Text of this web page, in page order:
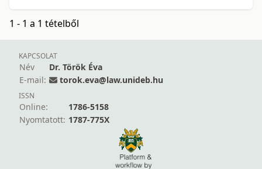
1 - 1 a 1 tételből
KAPCSOLAT
Név
Dr. Török Éva
E-mail:
torok.eva@law.unideb.hu
ISSN
Online:
1786-5158
Nyomtatott: 1787-775X